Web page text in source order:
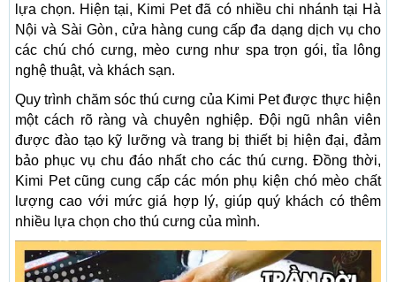
lựa chọn. Hiện tại, Kimi Pet đã có nhiều chi nhánh tại Hà
Nội và Sài Gòn, cửa hàng cung cấp đa dạng dịch vụ cho
các chú chó cưng, mèo cưng như spa trọn gói, tỉa lông
nghệ thuật, và khách sạn.
Quy trình chăm sóc thú cưng của Kimi Pet được thực hiện
một cách rõ ràng và chuyên nghiệp. Đội ngũ nhân viên
được đào tạo kỹ lưỡng và trang bị thiết bị hiện đại, đảm
bảo phục vụ chu đáo nhất cho các thú cưng. Đồng thời,
Kimi Pet cũng cung cấp các món phụ kiện chó mèo chất
lượng cao với mức giá hợp lý, giúp quý khách có thêm
nhiều lựa chọn cho thú cưng của mình.